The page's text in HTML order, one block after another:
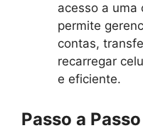
acesso a uma
permite
contas,
recarregar
e eficiente.
Passo a